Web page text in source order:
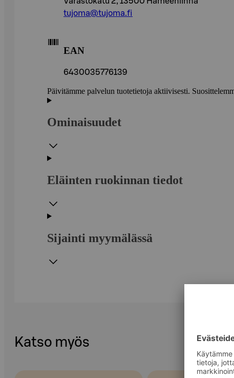
tujoma@tujoma.fi
EAN
6430035776139
Päivitämme palvelun tuotetietoja aktiivisesti.
Ominaisuudet
Eläinten ruokinnan tiedot
Sijainti myymälässä
Katso myös